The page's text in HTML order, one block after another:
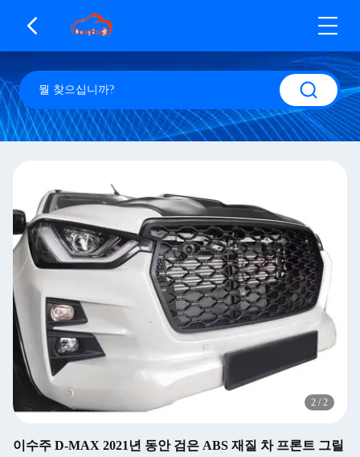
2 / 2
이수주 D-MAX 2021년 동안 검은 ABS 재질 차 프론트 그릴